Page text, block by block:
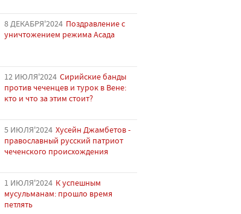
8 ДЕКАБРЯ'2024 Поздравление с
уничтожением режима Асада
12 ИЮЛЯ'2024 Сирийские банды
против чеченцев и турок в Вене:
кто и что за этим стоит?
5 ИЮЛЯ'2024 Хусейн Джамбетов -
православный русский патриот
чеченского происхождения
1 ИЮЛЯ'2024 К успешным
мусульманам: прошло время
петлять